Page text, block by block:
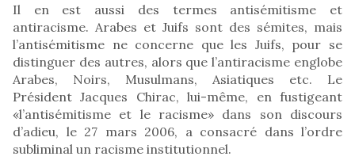
Il en est aussi des termes antisémitisme et
antiracisme. Arabes et Juifs sont des sémites, mais
l’antisémitisme ne concerne que les Juifs, pour se
distinguer des autres, alors que l’antiracisme englobe
Arabes, Noirs, Musulmans, Asiatiques etc. Le
Président Jacques Chirac, lui-même, en fustigeant
«l’antisémitisme et le racisme» dans son discours
d’adieu, le 27 mars 2006, a consacré dans l’ordre
subliminal un racisme institutionnel.